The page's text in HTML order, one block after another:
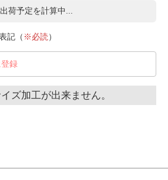
出荷予定を計算中...
記（ ※必読）
登録
ズ加工が出来ません。